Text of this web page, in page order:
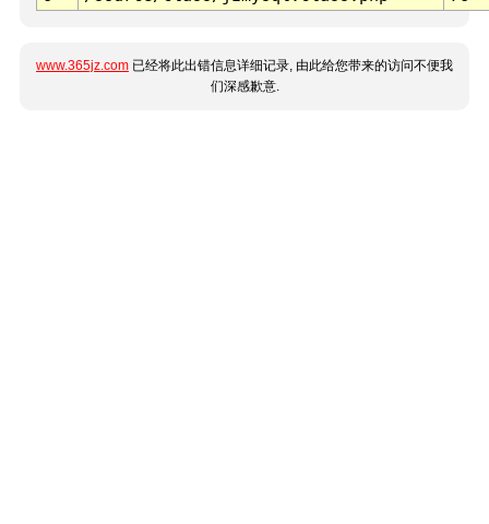
www.365jz.com 已经将此出错信息详细记录, 由此给您带来的访问不便我
们深感歉意.